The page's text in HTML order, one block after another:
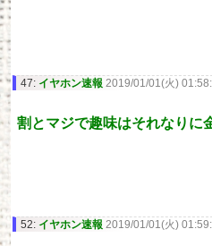
47: イヤホン速報 2019/01/01(火)
割とマジで趣味はそれなりに
52: イヤホン速報 2019/01/01(火)